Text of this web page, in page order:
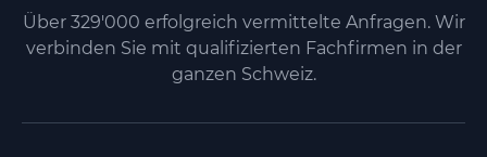
Über 329'000 erfolgreich vermittelte Anfragen. Wir
verbinden Sie mit qualifizierten Fachfirmen in der
ganzen Schweiz.